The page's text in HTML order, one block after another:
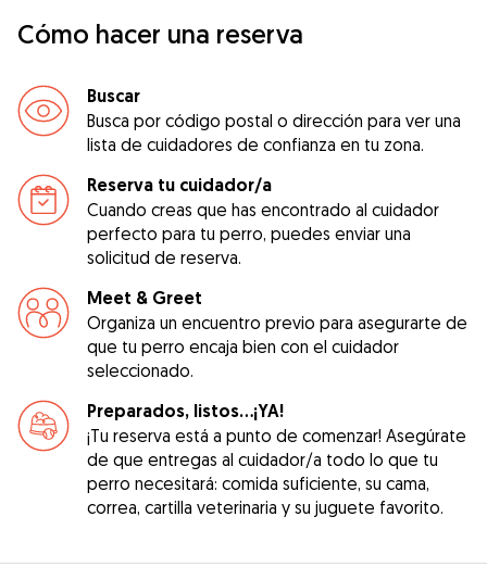
Cómo hacer una reserva
Buscar
Busca por código postal o dirección para ver una
lista de cuidadores de confianza en tu zona.
Reserva tu cuidador/a
Cuando creas que has encontrado al cuidador
perfecto para tu perro, puedes enviar una
solicitud de reserva.
Meet & Greet
Organiza un encuentro previo para asegurarte de
que tu perro encaja bien con el cuidador
seleccionado.
Preparados, listos...¡YA!
¡Tu reserva está a punto de comenzar! Asegúrate
de que entregas al cuidador/a todo lo que tu
perro necesitará: comida suficiente, su cama,
correa, cartilla veterinaria y su juguete favorito.